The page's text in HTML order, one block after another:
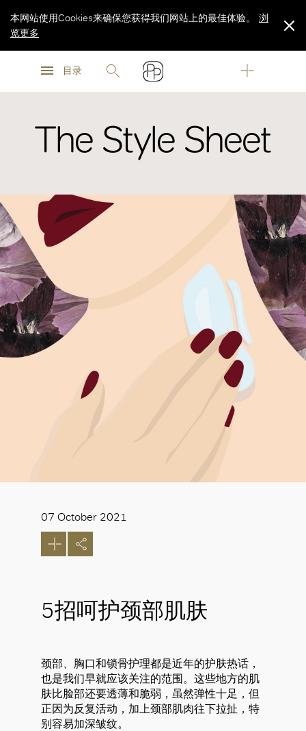
浏
目录
本网站使用Cookies来确保您获得我们网站上的最佳体验。
浏
览更多
The Style Sheet
07 October 2021
5招呵护颈部肌肤
颈部、胸口和锁骨护理都是近年的护肤热话，
也是我们早就应该关注的范围。这些地方的肌
肤比脸部还要透薄和脆弱，虽然弹性十足，但
正因为反复活动，加上颈部肌肉往下拉扯，特
别容易加深皱纹。